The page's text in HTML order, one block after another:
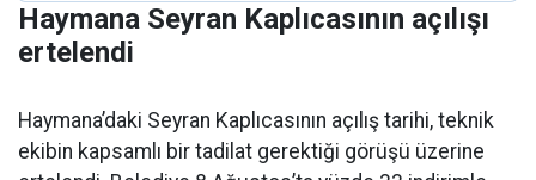
Haymana Seyran Kaplıcasının açılışı
ertelendi
Haymana’daki Seyran Kaplıcasının açılış tarihi, teknik
ekibin kapsamlı bir tadilat gerektiği görüşü üzerine